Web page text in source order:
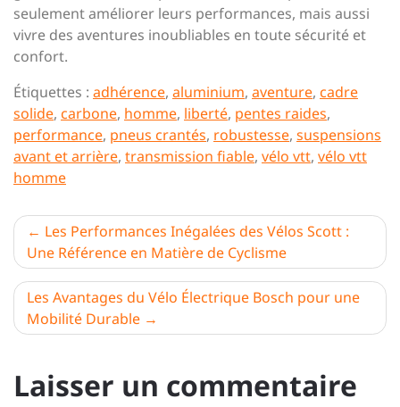
seulement améliorer leurs performances, mais aussi
vivre des aventures inoubliables en toute sécurité et
confort.
Étiquettes : adhérence, aluminium, aventure, cadre
solide, carbone, homme, liberté, pentes raides,
performance, pneus crantés, robustesse, suspensions
avant et arrière, transmission fiable, vélo vtt, vélo vtt
homme
Navigation
de
l’article
Les Performances Inégalées des Vélos Scott :
Une Référence en Matière de Cyclisme
Les Avantages du Vélo Électrique Bosch pour une
Mobilité Durable
Laisser un commentaire